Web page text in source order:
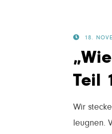
POSTED
18.
Teil
Wir
leugnen.